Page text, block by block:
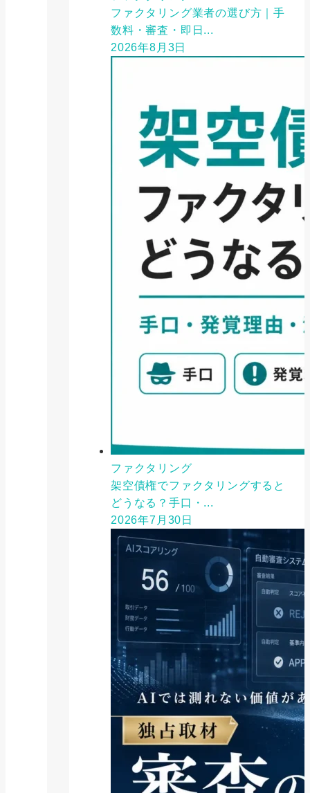
ファクタリング業者の選び方｜手
数料・審査・即日...
2026年8月3日
ファクタリング
架空債権でファクタリングすると
どうなる？手口・...
2026年7月30日